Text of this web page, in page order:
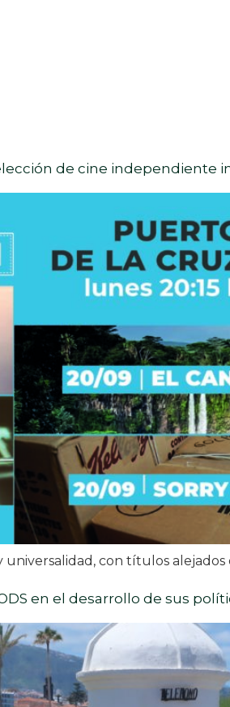
de cine independiente
con títulos alejados
en el desarrollo de sus